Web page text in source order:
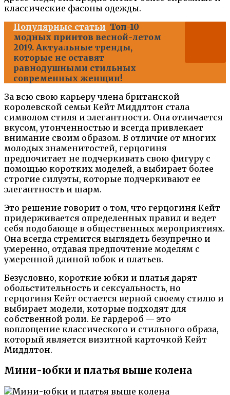
классические фасоны одежды.
Популярные статьи Топ-10
модных принтов весной-летом
2019. Актуальные тренды,
которые не оставят
равнодушными стильных
современных женщин!
За всю свою карьеру члена британской
королевской семьи Кейт Миддлтон стала
символом стиля и элегантности. Она отличается
вкусом, утонченностью и всегда привлекает
внимание своим образом. В отличие от многих
молодых знаменитостей, герцогиня
предпочитает не подчеркивать свою фигуру с
помощью коротких моделей, а выбирает более
строгие силуэты, которые подчеркивают ее
элегантность и шарм.
Это решение говорит о том, что герцогиня Кейт
придерживается определенных правил и ведет
себя подобающе в общественных мероприятиях.
Она всегда стремится выглядеть безупречно и
умеренно, отдавая предпочтение моделям с
умеренной длиной юбок и платьев.
Безусловно, короткие юбки и платья дарят
обольстительность и сексуальность, но
герцогиня Кейт остается верной своему стилю и
выбирает модели, которые подходят для
собственной роли. Ее гардероб — это
воплощение классического и стильного образа,
который является визитной карточкой Кейт
Миддлтон.
Мини-юбки и платья выше колена